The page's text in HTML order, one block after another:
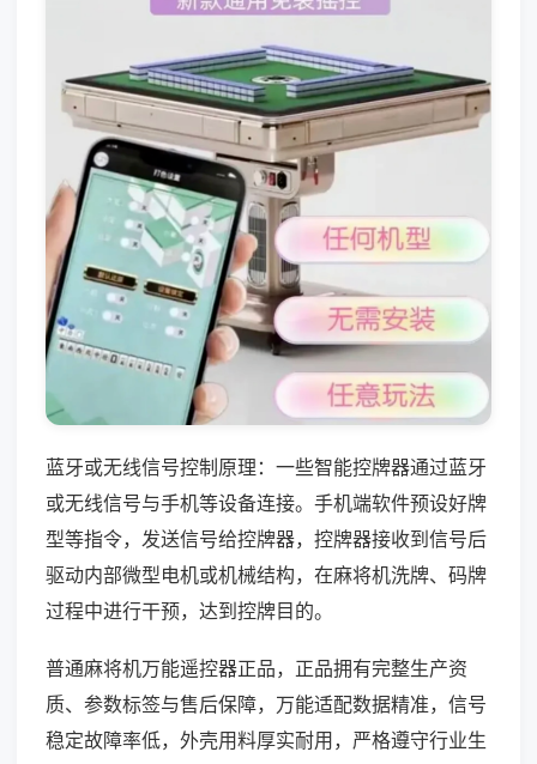
蓝牙或无线信号控制原理：一些智能控牌器通过蓝牙
或无线信号与手机等设备连接。手机端软件预设好牌
型等指令，发送信号给控牌器，控牌器接收到信号后
驱动内部微型电机或机械结构，在麻将机洗牌、码牌
过程中进行干预，达到控牌目的。
普通麻将机万能遥控器正品，正品拥有完整生产资
质、参数标签与售后保障，万能适配数据精准，信号
稳定故障率低，外壳用料厚实耐用，严格遵守行业生